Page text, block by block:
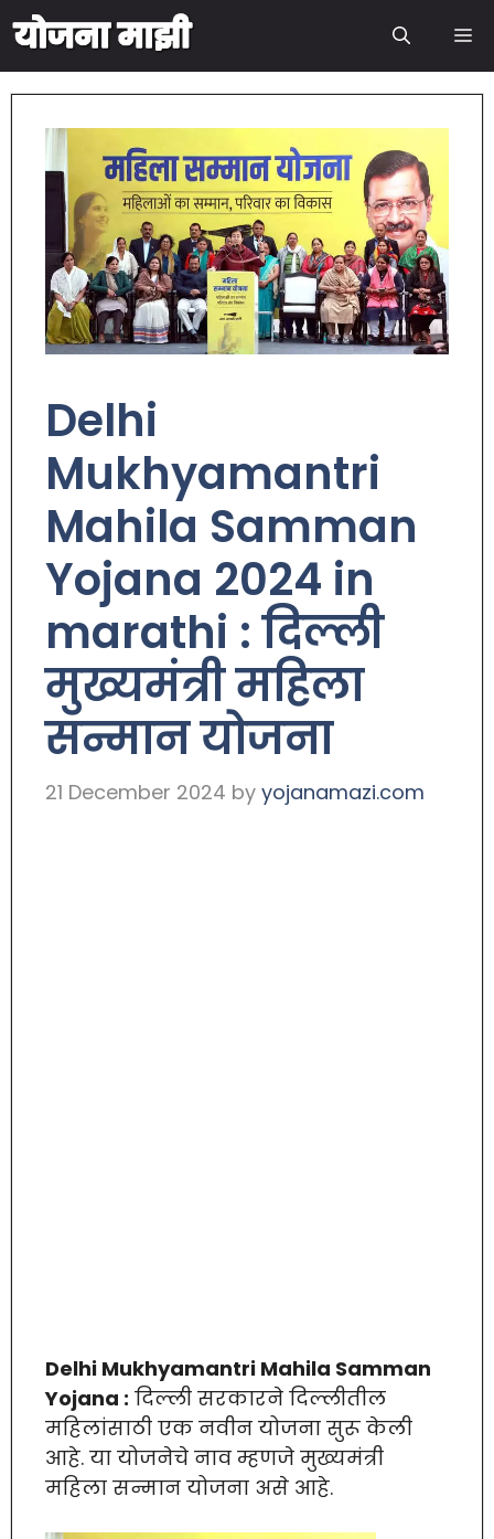
Delhi
Mukhyamantri
Mahila Samman
Yojana 2024 in
marathi : दिल्ली
मुख्यमंत्री महिला
सन्मान योजना
21 December 2024 by yojanamazi.com
Delhi Mukhyamantri Mahila Samman
Yojana : दिल्ली सरकारने दिल्लीतील
महिलांसाठी एक नवीन योजना सुरू केली
आहे. या योजनेचे नाव म्हणजे मुख्यमंत्री
महिला सन्मान योजना असे आहे.